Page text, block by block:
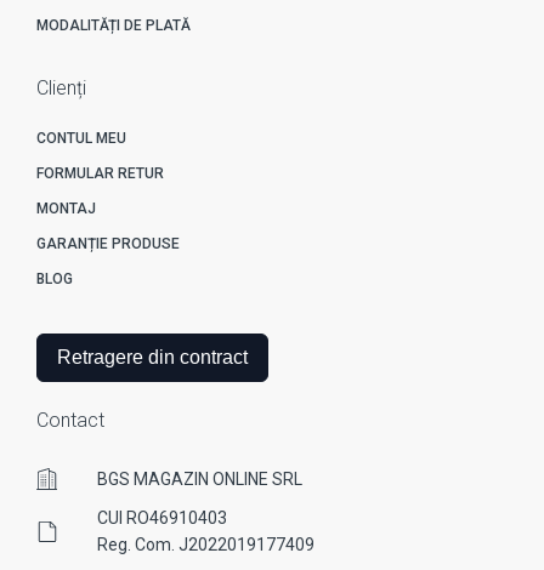
MODALITĂȚI DE PLATĂ
Clienți
CONTUL MEU
FORMULAR RETUR
MONTAJ
GARANȚIE PRODUSE
BLOG
Retragere din contract
Contact
BGS MAGAZIN ONLINE SRL
CUI RO46910403
Reg. Com. J2022019177409